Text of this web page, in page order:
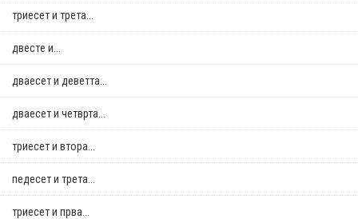
триесет и трета...
двестe и...
дваесет и деветта...
дваесет и четврта...
триесет и втора...
педесет и трета...
триесет и прва...